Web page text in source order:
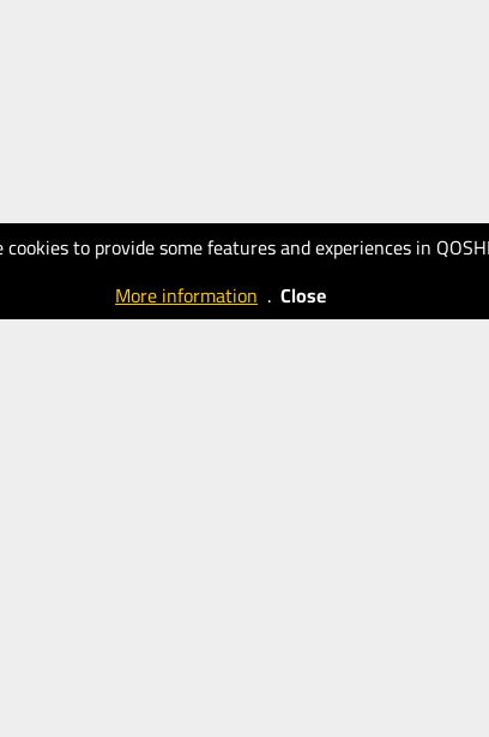
cookies to provide some features and experiences in
More information . Close